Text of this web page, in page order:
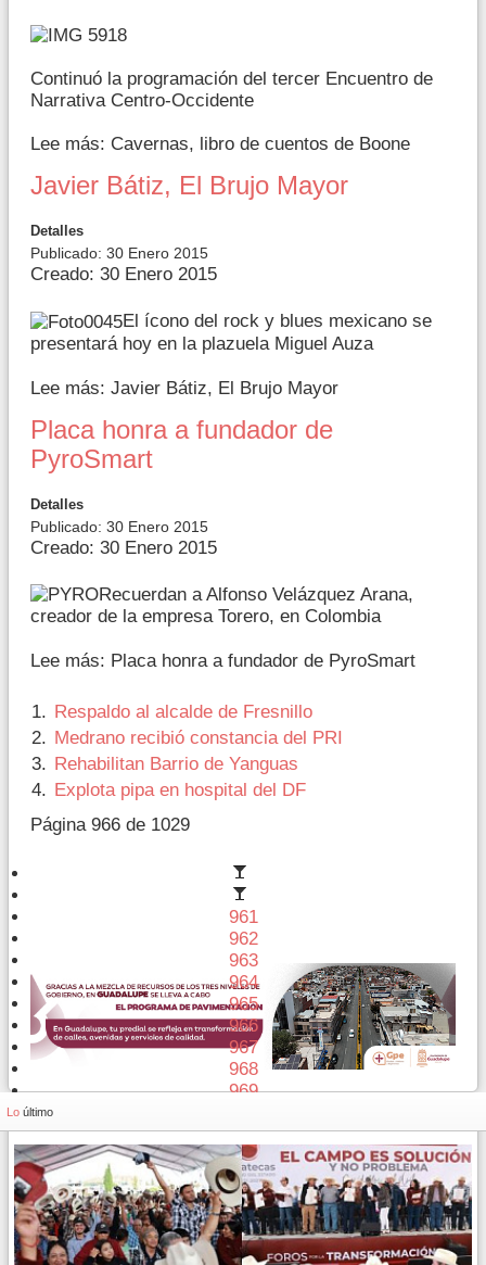
Continuó la programación del tercer Encuentro de
Narrativa Centro-Occidente
Lee más: Cavernas, libro de cuentos de Boone
Javier Bátiz, El Brujo Mayor
Detalles
Publicado: 30 Enero 2015
Creado: 30 Enero 2015
El ícono del rock y blues mexicano se
presentará hoy en la plazuela Miguel Auza
Lee más: Javier Bátiz, El Brujo Mayor
Placa honra a fundador de
PyroSmart
Detalles
Publicado: 30 Enero 2015
Creado: 30 Enero 2015
Recuerdan a Alfonso Velázquez Arana,
creador de la empresa Torero, en Colombia
Lee más: Placa honra a fundador de PyroSmart
Respaldo al alcalde de Fresnillo
Medrano recibió constancia del PRI
Rehabilitan Barrio de Yanguas
Explota pipa en hospital del DF
Página 966 de 1029
961
962
963
964
965
966
967
968
969
Lo último